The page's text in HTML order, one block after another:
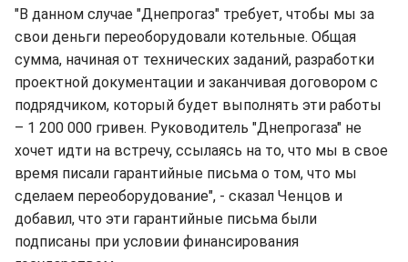
"В данном случае "Днепрогаз" требует, чтобы мы за
свои деньги переоборудовали котельные. Общая
сумма, начиная от технических заданий, разработки
проектной документации и заканчивая договором с
подрядчиком, который будет выполнять эти работы
– 1 200 000 гривен. Руководитель "Днепрогаза" не
хочет идти на встречу, ссылаясь на то, что мы в свое
время писали гарантийные письма о том, что мы
сделаем переоборудование", - сказал Ченцов и
добавил, что эти гарантийные письма были
подписаны при условии финансирования